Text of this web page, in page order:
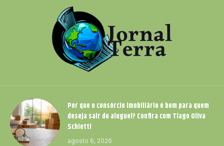
Por que o consórcio imobiliário é bom para quem
deseja sair do aluguel? Confira com Tiago Oliva
Schietti
agosto 6, 2026